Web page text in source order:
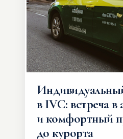
в IVC: встреча в
и комфортный
до курорта